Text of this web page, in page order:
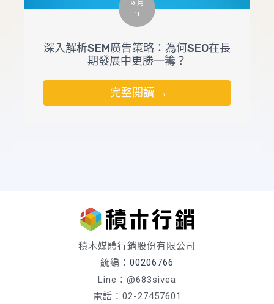
9 月
11
深入解析SEM廣告策略：為何SEO在長
期發展中更勝一籌？
完整閱讀 →
積木媒體行銷股份有限公司
統編： 00206766
Line：@683sivea
電話：02-27457601